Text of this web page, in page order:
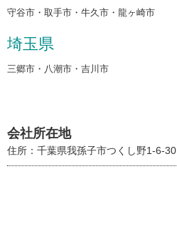
守谷市・取手市・牛久市・龍ヶ崎市
埼玉県
三郷市・八潮市・吉川市
会社所在地
住所：千葉県我孫子市つくし野1-6-30